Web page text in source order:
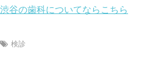
渋谷の歯科についてならこちら
検診